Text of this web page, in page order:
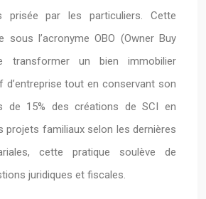
par les particuliers. Cette
sous l’acronyme OBO (Owner Buy
transformer un bien immobilier
d’entreprise tout en conservant son
de 15% des créations de SCI en
projets familiaux selon les dernières
cette pratique soulève de
juridiques et fiscales.